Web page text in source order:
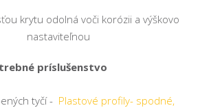
krytu odolná voči korózii a výškovo
nastaviteľnou
príslušenstvo
tyčí - Plastové profily- spodné,